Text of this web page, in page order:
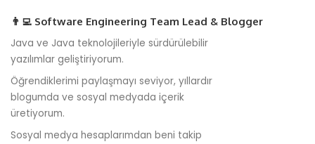
👨‍💻 Software Engineering Team Lead & Blogger
Java ve Java teknolojileriyle sürdürülebilir
yazılımlar geliştiriyorum.
Öğrendiklerimi paylaşmayı seviyor, yıllardır
blogumda ve sosyal medyada içerik
üretiyorum.
Sosyal medya hesaplarımdan beni takip